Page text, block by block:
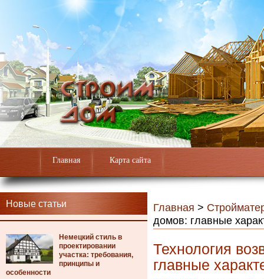
Главная Карта сайта
Новые статьи
Немецкий стиль в
проектировании
участка: требования,
принципы и
особенности
Главная >
домов: главные
Технология
главные